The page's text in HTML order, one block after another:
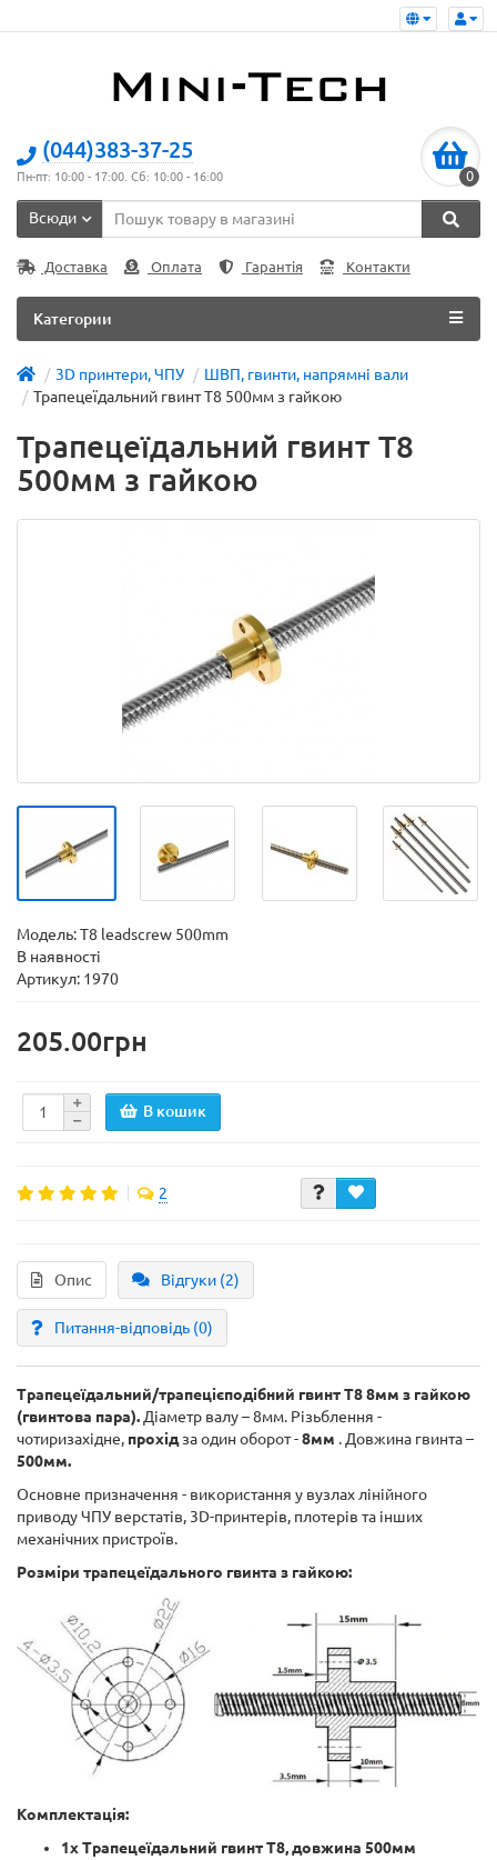
(044)383-37-25
Пн-пт: 10:00 - 17:00. Сб: 10:00 - 16:00 0
Всюди
Доставка Оплата Гарантія Контакти
Категории
3D принтери, ЧПУ
ШВП, гвинти, напрямні вали
Трапецеїдальний гвинт T8 500мм з гайкою
Трапецеїдальний гвинт T8
500мм з гайкою
Модель:T8 leadscrew 500mm
В наявності
Артикул: 1970
205.00грн
В кошик
2
Опис Відгуки (2)
Питання-відповідь (0)
Трапецеїдальний/трапецієподібний гвинт T8 8мм з гайкою
(гвинтова пара). Діаметр валу – 8мм. Різьблення -
чотиризахідне, прохідза один оборот -8мм . Довжина гвинта –
500мм.
Основне призначення - використання у вузлах лінійного
приводу ЧПУ верстатів, 3D-принтерів, плотерів та інших
механічних пристроїв.
Розміри трапецеїдального гвинта з гайкою:
Комплектація:
1х Трапецеїдальний гвинт T8, довжина 500мм